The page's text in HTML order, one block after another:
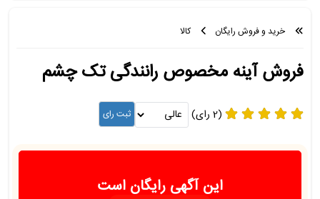
خرید و فروش رایگان کالا
فروش آینه مخصوص رانندگی تک چشم
(2 رای)
این آگهی رایگان است